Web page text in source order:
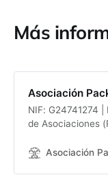
Más
Asociación
NIF: G24741274
de Asociaciones
¡Hazte socio!
Asociación